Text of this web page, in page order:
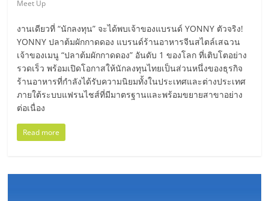
แฟ
รน
ไชส์
แฟ
รน
Meet Up
งานเดียวที่ “นักลงทุน” จะได้พบเจ้าของแบรนด์ YONNY ตัวจริง!
YONNY ปลาต้มผักกาดดอง แบรนด์ร้านอาหารจีนสไตล์เสฉวน
เจ้าของเมนู “ปลาต้มผักกาดดอง” อันดับ 1 ของโลก ที่เติบโตอย่าง
รวดเร็ว พร้อมเปิดโอกาสให้นักลงทุนไทยเป็นส่วนหนึ่งของธุรกิจ
ร้านอาหารที่กำลังได้รับความนิยมทั้งในประเทศและต่างประเทศ
ภายใต้ระบบแฟรนไชส์ที่มีมาตรฐานและพร้อมขยายสาขาอย่าง
ต่อเนื่อง
Read more